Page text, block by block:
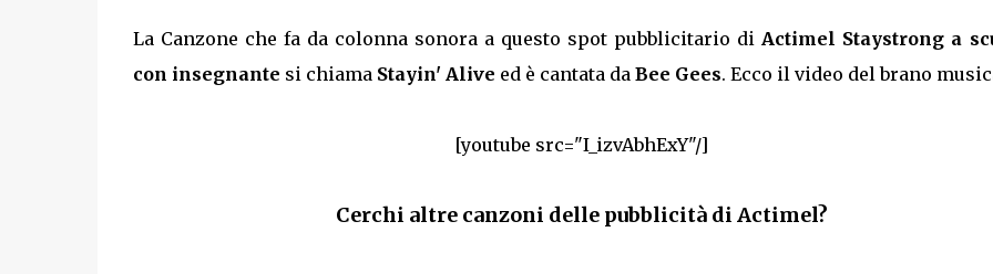
La Canzone che fa da colonna sonora a questo spot pubblicitario diActimel Staystrong a
con insegnante si chiama Stayin' Alive ed è cantata da Bee Gees. Ecco il video del brano
[youtube src="I_izvAbhExY"/]
Cerchi altre canzoni delle pubblicità di Actimel?